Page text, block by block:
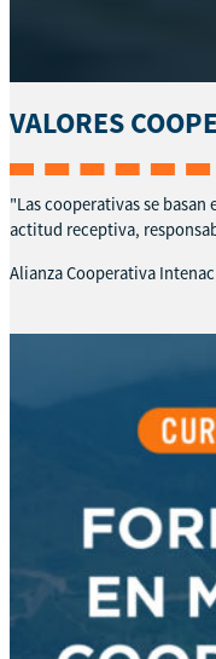
VALORES
"Las cooperativas se
actitud receptiva,
Alianza Cooperativa